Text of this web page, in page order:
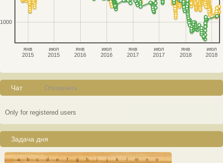
янв
2015
июл
2015
янв
2016
июл
2016
янв
2017
июл
2017
янв
2018
июл
2018
1000
Чат Отключить
Only for registered users
Задача дня
a b c d e f g h i j k l m n o